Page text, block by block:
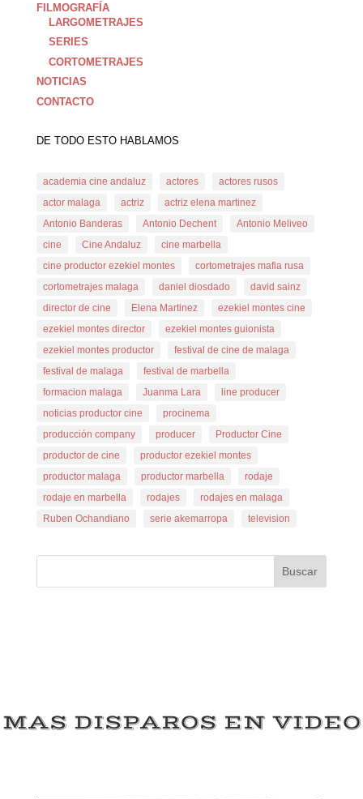
FILMOGRAFÍA
LARGOMETRAJES
SERIES
CORTOMETRAJES
NOTICIAS
CONTACTO
DE TODO ESTO HABLAMOS
academia cine andaluz actores
actores rusos
actor malaga
actriz
actriz elena martinez
Antonio Banderas
Antonio Dechent
Antonio Meliveo
cine
Cine Andaluz
cine marbella
cine productor ezekiel montes
cortometrajes mafia rusa
cortometrajes malaga
daniel diosdado
david sainz
director de cine
Elena Martinez
ezekiel montes cine
ezekiel montes director
ezekiel montes guionista
ezekiel montes productor
festival de cine de malaga
festival de malaga
festival de marbella
formacion malaga
Juanma Lara
line producer
noticias productor cine
procinema
producción company
producer
Productor Cine
productor de cine
productor ezekiel montes
productor malaga
productor marbella
rodaje
rodaje en marbella
rodajes
rodajes en malaga
Ruben Ochandiano
serie akemarropa television
Buscar
MAS DISPAROS EN VIDEO